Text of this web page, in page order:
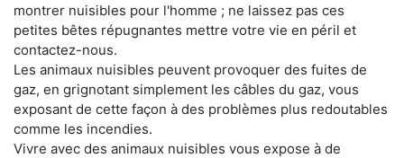
montrer nuisibles pour l'homme ; ne laissez pas ces
petites bêtes répugnantes mettre votre vie en péril et
contactez-nous.
Les animaux nuisibles peuvent provoquer des fuites de
gaz, en grignotant simplement les câbles du gaz, vous
exposant de cette façon à des problèmes plus redoutables
comme les incendies.
Vivre avec des animaux nuisibles vous expose à de